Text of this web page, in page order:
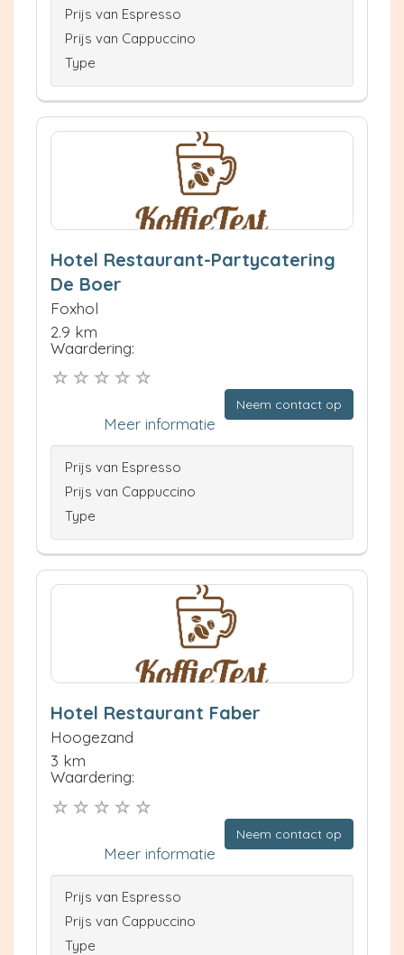
Prijs van Espresso
Prijs van Cappuccino
Type
Hotel Restaurant-Partycatering
De Boer
Foxhol
2.9 km
Waardering:
Neem contact op
Meer informatie
Prijs van Espresso
Prijs van Cappuccino
Type
Hotel Restaurant Faber
Hoogezand
3 km
Waardering:
Neem contact op
Meer informatie
Prijs van Espresso
Prijs van Cappuccino
Type